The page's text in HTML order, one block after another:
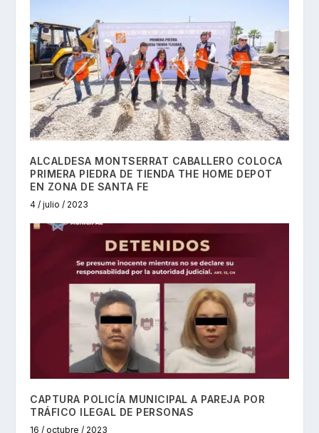
ALCALDESA MONTSERRAT CABALLERO COLOCA
PRIMERA PIEDRA DE TIENDA THE HOME DEPOT
EN ZONA DE SANTA FE
4 / julio / 2023
CAPTURA POLICÍA MUNICIPAL A PAREJA POR
TRÁFICO ILEGAL DE PERSONAS
16 / octubre / 2023